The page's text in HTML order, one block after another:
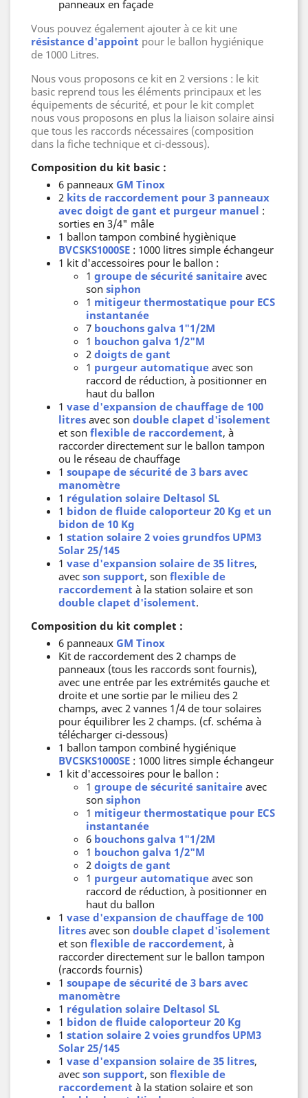
panneaux en façade
Vous pouvez également ajouter à ce kit une
résistance d'appoint pour le ballon hygiénique
de 1000 Litres.
Nous vous proposons ce kit en 2 versions : le kit
basic reprend tous les éléments principaux et les
équipements de sécurité, et pour le kit complet
nous vous proposons en plus la liaison solaire ainsi
que tous les raccords nécessaires (composition
dans la fiche technique et ci-dessous).
Composition du kit basic :
6 panneaux GM Tinox
2 kits de raccordement pour 3 panneaux
avec doigt de gant et purgeur manuel :
sorties en 3/4" mâle
1 ballon tampon combiné hygiènique
BVCSKS1000SE : 1000 litres simple échangeur
1 kit d'accessoires pour le ballon :
1 groupe de sécurité sanitaire avec
son siphon
1 mitigeur thermostatique pour ECS
instantanée
7 bouchons galva 1"1/2M
1 bouchon galva 1/2"M
2 doigts de gant
1 purgeur automatique avec son
raccord de réduction, à positionner en
haut du ballon
1 vase d'expansion de chauffage de 100
litres avec son double clapet d'isolement
et son flexible de raccordement, à
raccorder directement sur le ballon tampon
ou le réseau de chauffage
1 soupape de sécurité de 3 bars avec
manomètre
1 régulation solaire Deltasol SL
1 bidon de fluide caloporteur 20 Kg et un
bidon de 10 Kg
1 station solaire 2 voies grundfos UPM3
Solar 25/145
1 vase d'expansion solaire de 35 litres,
avec son support, son flexible de
raccordement à la station solaire et son
double clapet d'isolement.
Composition du kit complet :
6 panneaux GM Tinox
Kit de raccordement des 2 champs de
panneaux (tous les raccords sont fournis),
avec une entrée par les extrémités gauche et
droite et une sortie par le milieu des 2
champs, avec 2 vannes 1/4 de tour solaires
pour équilibrer les 2 champs. (cf. schéma à
télécharger ci-dessous)
1 ballon tampon combiné hygiénique
BVCSKS1000SE : 1000 litres simple échangeur
1 kit d'accessoires pour le ballon :
1 groupe de sécurité sanitaire avec
son siphon
1 mitigeur thermostatique pour ECS
instantanée
6 bouchons galva 1"1/2M
1 bouchon galva 1/2"M
2 doigts de gant
1 purgeur automatique avec son
raccord de réduction, à positionner en
haut du ballon
1 vase d'expansion de chauffage de 100
litres avec son double clapet d'isolement
et son flexible de raccordement, à
raccorder directement sur le ballon tampon
(raccords fournis)
1 soupape de sécurité de 3 bars avec
manomètre
1 régulation solaire Deltasol SL
1 bidon de fluide caloporteur 20 Kg
1 station solaire 2 voies grundfos UPM3
Solar 25/145
1 vase d'expansion solaire de 35 litres,
avec son support, son flexible de
raccordement à la station solaire et son